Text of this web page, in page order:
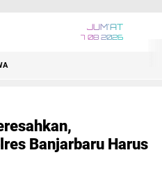
JUM'AT
7 08 2026
Banjarbaru Harus